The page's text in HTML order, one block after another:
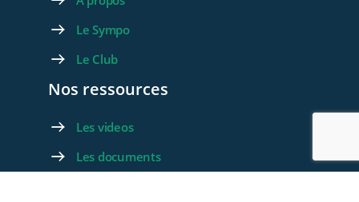
Le Sympo
Le Club
Nos ressources
Les videos
Les documents